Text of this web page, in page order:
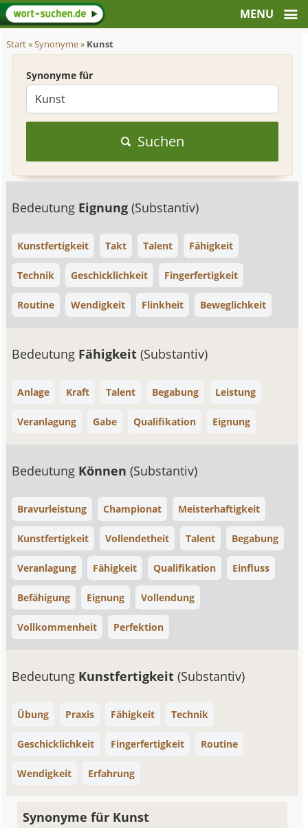
Start»Synonyme» Kunst
Synonyme für
Suchen
Bedeutung Eignung(Substantiv)
Kunstfertigkeit Takt Talent Fähigkeit
Technik Geschicklichkeit Fingerfertigkeit
Routine Wendigkeit Flinkheit Beweglichkeit
Bedeutung Fähigkeit(Substantiv)
Anlage Kraft Talent Begabung Leistung
Veranlagung Gabe Qualifikation Eignung
Bedeutung Können(Substantiv)
Bravurleistung Championat Meisterhaftigkeit
Kunstfertigkeit Vollendetheit Talent Begabung
Veranlagung Fähigkeit Qualifikation Einfluss
Befähigung Eignung Vollendung
Vollkommenheit Perfektion
Bedeutung Kunstfertigkeit(Substantiv)
Übung Praxis Fähigkeit Technik
Geschicklichkeit Fingerfertigkeit Routine
Wendigkeit Erfahrung
Synonyme für Kunst